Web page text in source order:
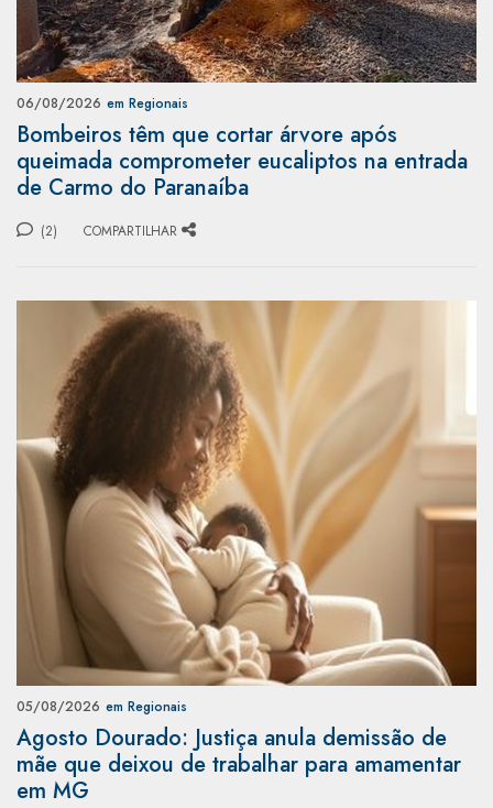
06/08/2026 em Regionais
Bombeiros têm que cortar árvore após
queimada comprometer eucaliptos na entrada
de Carmo do Paranaíba
(2) COMPARTILHAR
05/08/2026 em Regionais
Agosto Dourado: Justiça anula demissão de
mãe que deixou de trabalhar para amamentar
em MG